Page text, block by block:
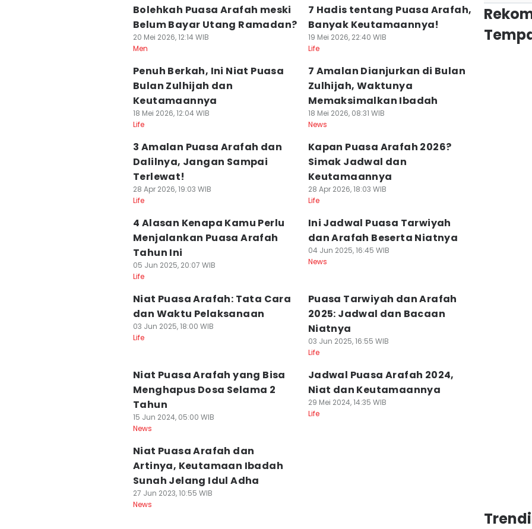
Bolehkah Puasa Arafah meski
Belum Bayar Utang Ramadan?
20 Mei 2026, 12:14 WIB
Men
7 Hadis tentang Puasa Arafah,
Banyak Keutamaannya!
19 Mei 2026, 22:40 WIB
Life
Penuh Berkah, Ini Niat Puasa
Bulan Zulhijah dan
Keutamaannya
18 Mei 2026, 12:04 WIB
Life
7 Amalan Dianjurkan di Bulan
Zulhijah, Waktunya
Memaksimalkan Ibadah
18 Mei 2026, 08:31 WIB
News
3 Amalan Puasa Arafah dan
Dalilnya, Jangan Sampai
Terlewat!
28 Apr 2026, 19:03 WIB
Life
Kapan Puasa Arafah 2026?
Simak Jadwal dan
Keutamaannya
28 Apr 2026, 18:03 WIB
Life
4 Alasan Kenapa Kamu Perlu
Menjalankan Puasa Arafah
Tahun Ini
05 Jun 2025, 20:07 WIB
Life
Ini Jadwal Puasa Tarwiyah
dan Arafah Beserta Niatnya
04 Jun 2025, 16:45 WIB
News
Niat Puasa Arafah: Tata Cara
dan Waktu Pelaksanaan
03 Jun 2025, 18:00 WIB
Life
Puasa Tarwiyah dan Arafah
2025: Jadwal dan Bacaan
Niatnya
03 Jun 2025, 16:55 WIB
Life
Niat Puasa Arafah yang Bisa
Menghapus Dosa Selama 2
Tahun
15 Jun 2024, 05:00 WIB
News
Jadwal Puasa Arafah 2024,
Niat dan Keutamaannya
29 Mei 2024, 14:35 WIB
Life
Niat Puasa Arafah dan
Artinya, Keutamaan Ibadah
Sunah Jelang Idul Adha
27 Jun 2023, 10:55 WIB
News